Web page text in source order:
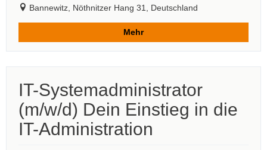
Bannewitz, Nöthnitzer Hang 31, Deutschland
Mehr
IT-Systemadministrator
(m/w/d) Dein Einstieg in die
IT-Administration